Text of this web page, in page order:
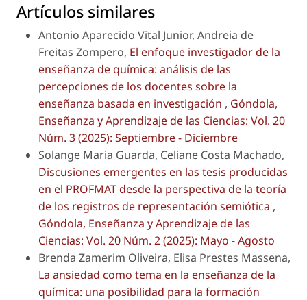
Artículos similares
Antonio Aparecido Vital Junior, Andreia de
Freitas Zompero, El enfoque investigador de la
enseñanza de química: análisis de las
percepciones de los docentes sobre la
enseñanza basada en investigación , Góndola,
Enseñanza y Aprendizaje de las Ciencias: Vol. 20
Núm. 3 (2025): Septiembre - Diciembre
Solange Maria Guarda, Celiane Costa Machado,
Discusiones emergentes en las tesis producidas
en el PROFMAT desde la perspectiva de la teoría
de los registros de representación semiótica ,
Góndola, Enseñanza y Aprendizaje de las
Ciencias: Vol. 20 Núm. 2 (2025): Mayo - Agosto
Brenda Zamerim Oliveira, Elisa Prestes Massena,
La ansiedad como tema en la enseñanza de la
química: una posibilidad para la formación